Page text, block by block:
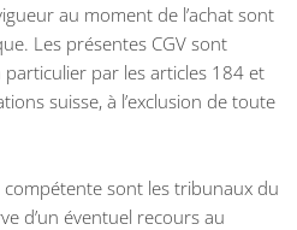
au moment de l’achat sont
Les présentes CGV sont
par les articles 184 et
suisse, à l’exclusion de toute
compétente sont les tribunaux du
d’un éventuel recours au